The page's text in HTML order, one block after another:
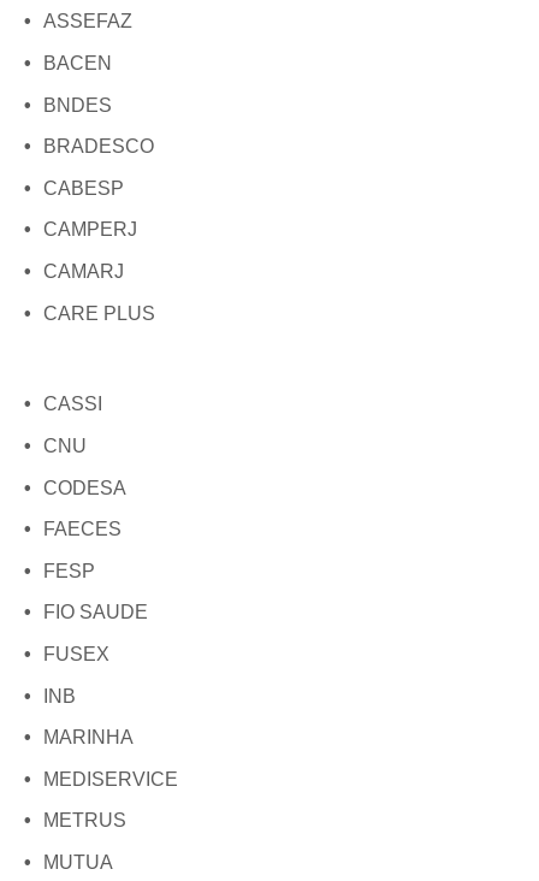
ASSEFAZ
BACEN
BNDES
BRADESCO
CABESP
CAMPERJ
CAMARJ
CARE PLUS
CASSI
CNU
CODESA
FAECES
FESP
FIO SAUDE
FUSEX
INB
MARINHA
MEDISERVICE
METRUS
MUTUA